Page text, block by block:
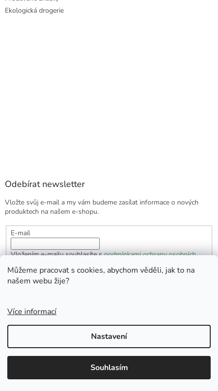
Můžeme pracovat s cookies, abychom věděli, jak to na
našem webu žije?
Více informací
Nastavení
Souhlasím
Ekologická drogerie
Odebírat newsletter
Vložte svůj e-mail a my vám budeme zasílat informace o nových
produktech na našem e-shopu.
E-mail
Vložením e-mailu souhlasíte spodmínkami ochrany osobních
PŘIHLÁSIT SE
Copyright 2026EKOlogická domácnost. Všechna práva
vyhrazena.